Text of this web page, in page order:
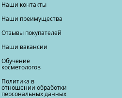
Наши контакты
Наши преимущества
Отзывы покупателей
Наши вакансии
Обучение
косметологов
Политика в
отношении обработки
персональных данных